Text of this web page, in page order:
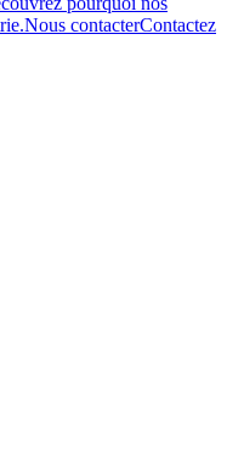
Nous contacterContactez